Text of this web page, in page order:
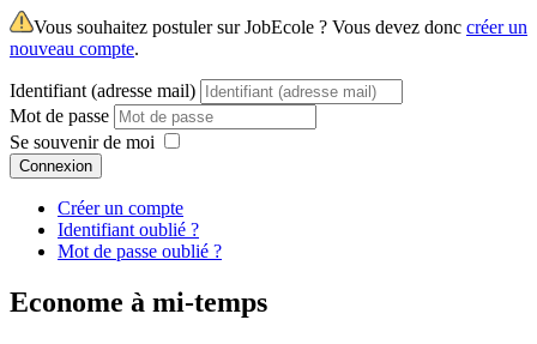
Vous souhaitez postuler sur JobEcole ? Vous devez donc créer un
nouveau compte.
Identifiant (adresse mail)
Mot de passe
Se souvenir de moi
Connexion
Créer un compte
Identifiant oublié ?
Mot de passe oublié ?
Econome à mi-temps